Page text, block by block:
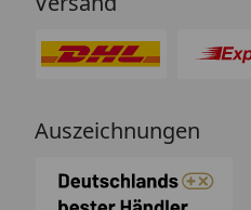
Auszeichnungen